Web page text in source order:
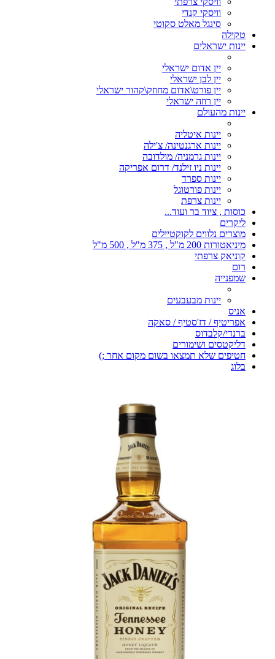
וויסקי קנדי
סינגל מאלט סקוטי
טקילה
יינות ישראלים
יין אדום ישראלי
יין לבן ישראלי
יין פורט\אדום מחוזק\קהור ישראלי
יין רוזה ישראלי
יינות מהעולם
יינות איטליה
יינות ארגנטינה/ צ'ילה
יינות גרמניה/ מולדובה
יינות ניו זילנד/ דרום אפריקה
יינות ספרד
יינות פורטוגל
יינות צרפת
כוסות , ציוד בר ועוד...
ליקרים
מוצרים נלווים לקוקטיילים
מיניאטורות 200 מ"ל , 375 מ"ל , 500 מ"ל
קוניאק צרפתי
רום
שמפנייה
יינות מבעבעים
אניס
אפריטיף / דז'סטיף / סאקה
ברנדי/קלבדוס
דליקטסים ושימורים
חטיפים שלא תמצאו בשום מקום אחר ;)
בלוג